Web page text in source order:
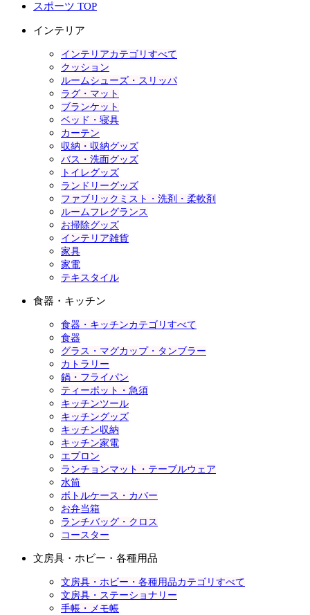
スポーツ TOP
インテリア
インテリアカテゴリすべて
クッション
ルームシューズ・スリッパ
ラグ・マット
ブランケット
ベッド・寝具
カーテン
収納・収納グッズ
バス・洗面グッズ
トイレグッズ
ランドリーグッズ
ファブリックミスト・洗剤・柔軟剤
ルームフレグランス
お掃除グッズ
インテリア雑貨
家具
家電
テキスタイル
食器・キッチン
食器・キッチンカテゴリすべて
食器
グラス・マグカップ・タンブラー
カトラリー
鍋・フライパン
ティーポット・急須
キッチンツール
キッチングッズ
キッチン収納
キッチン家電
エプロン
ランチョンマット・テーブルウェア
水筒
ボトルケース・カバー
お弁当箱
ランチバッグ・クロス
コースター
文房具・ホビー・各種用品
文房具・ホビー・各種用品カテゴリすべて
文房具・ステーショナリー
手帳・メモ帳